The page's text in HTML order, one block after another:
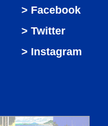
Facebook
Twitter
Instagram